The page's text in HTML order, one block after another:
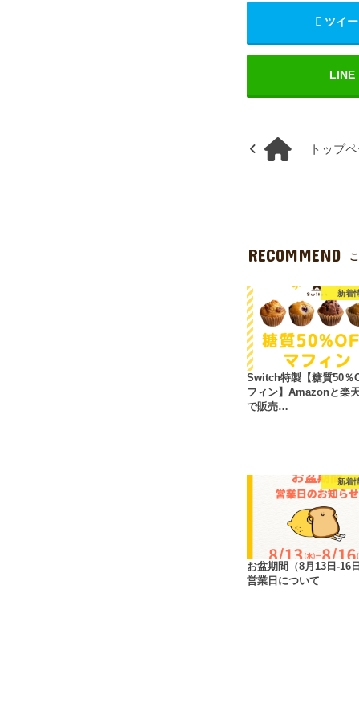
ツイ
LINE
トップ
RECOMMEND
新着
Switch特製【糖質50％
フィン】Amazonと楽
で販売…
新着
お盆期間（8月13日-16
営業日について